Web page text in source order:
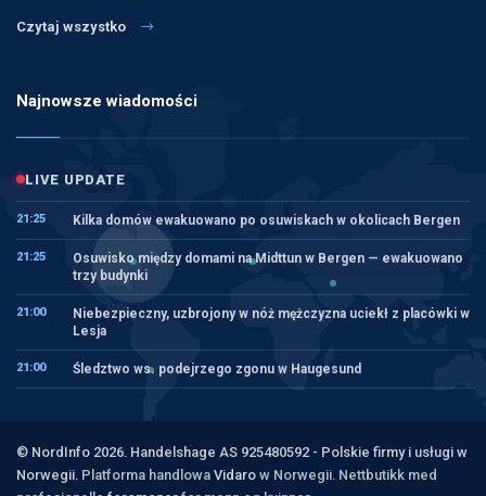
Czytaj wszystko
Najnowsze wiadomości
LIVE UPDATE
21:25 Kilka domów ewakuowano po osuwiskach w okolicach Bergen
21:25
Osuwisko między domami na Midttun w Bergen — ewakuowano
trzy budynki
21:00
Niebezpieczny, uzbrojony w nóż mężczyzna uciekł z placówki w
Lesja
21:00 Śledztwo ws. podejrzego zgonu w Haugesund
© NordInfo 2026. Handelshage AS 925480592 - Polskie firmy i usługi w
Norwegii. Platforma handlowa Vidaro w Norwegii. Nettbutikk med